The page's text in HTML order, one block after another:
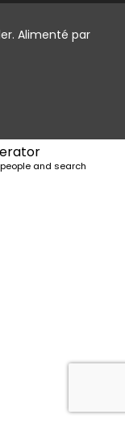
Alimenté par
and search